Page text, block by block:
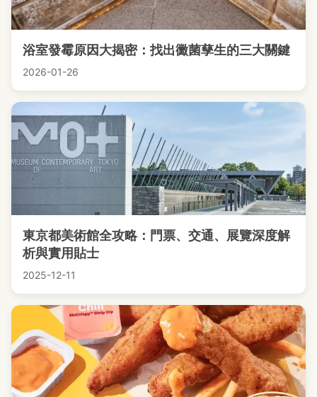
浴室發霉原因大揭密：找出黴菌孳生的三大關鍵
2026-01-26
東京都美術館全攻略：門票、交通、展覽深度解
析與實用貼士
2025-12-11